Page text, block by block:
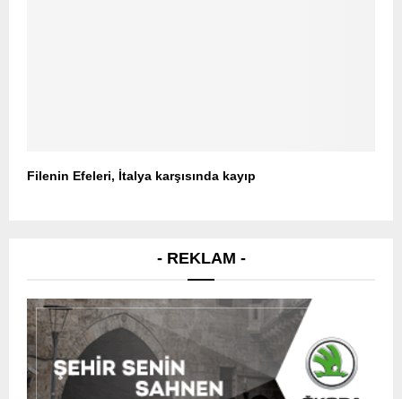
Filenin Efeleri, İtalya karşısında kayıp
- REKLAM -